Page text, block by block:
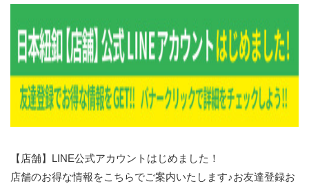
【店舗】LINE公式アカウントはじめました！
店舗のお得な情報をこちらでご案内いたします♪お友達登録お